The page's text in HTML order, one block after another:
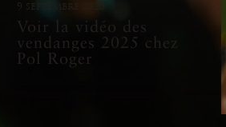
9 septembre 2025
Voir la vidéo des
vendanges 2025 chez
Pol Roger